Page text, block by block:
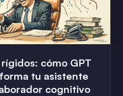
cómo GPT
tu asistente
cognitivo